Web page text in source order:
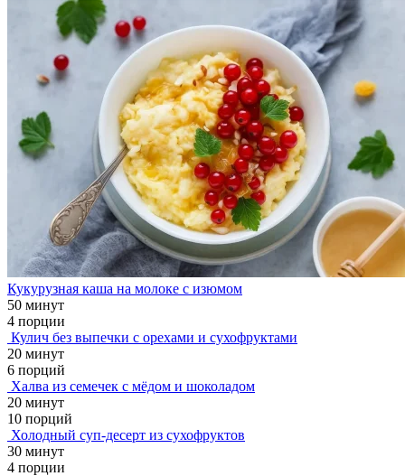
Кукурузная каша на молоке с изюмом
50 минут
4 порции
Кулич без выпечки с орехами и сухофруктами
20 минут
6 порций
Халва из семечек с мёдом и шоколадом
20 минут
10 порций
Холодный суп-десерт из сухофруктов
30 минут
4 порции